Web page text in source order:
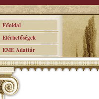
Főoldal
Elérhetőségek
EME Adattár